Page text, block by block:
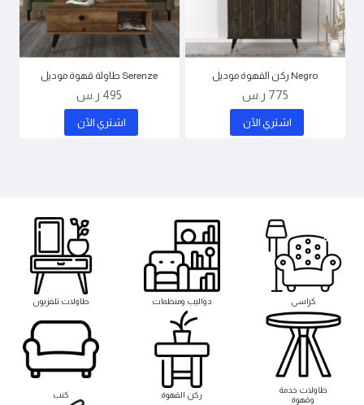
Negro ركن القهوة موديل
775 ر.س
اشتري اﻵن
Serenze طاولة قهوة موديل
495 ر.س
اشتري اﻵن
كراسى دواليب ومنظمات طاولات تلفزيون
طاوﻻت خدمة
وقهوة
ركن القهوة كنب